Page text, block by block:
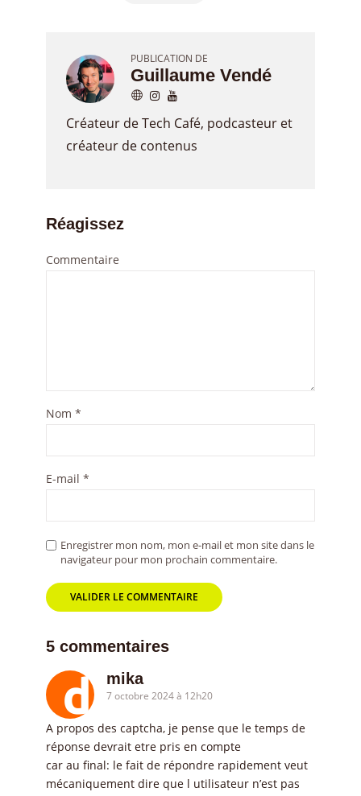
PUBLICATION DE
Guillaume Vendé
Créateur de Tech Café, podcasteur et
créateur de contenus
Réagissez
Commentaire
Nom *
E-mail *
Enregistrer mon nom, mon e-mail et mon site dans le
navigateur pour mon prochain commentaire.
5 commentaires
mika
7 octobre 2024 à 12h20
A propos des captcha, je pense que le temps de
réponse devrait etre pris en compte
car au final: le fait de répondre rapidement veut
mécaniquement dire que l utilisateur n’est pas